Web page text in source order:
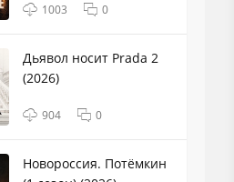
1003 0
Дьявол носит Prada 2
(2026)
904 0
Новороссия. Потёмкин